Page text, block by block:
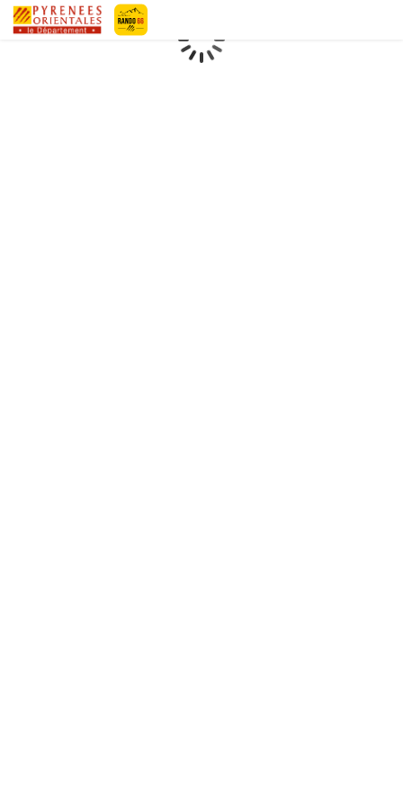
Geotrek-randoLoading